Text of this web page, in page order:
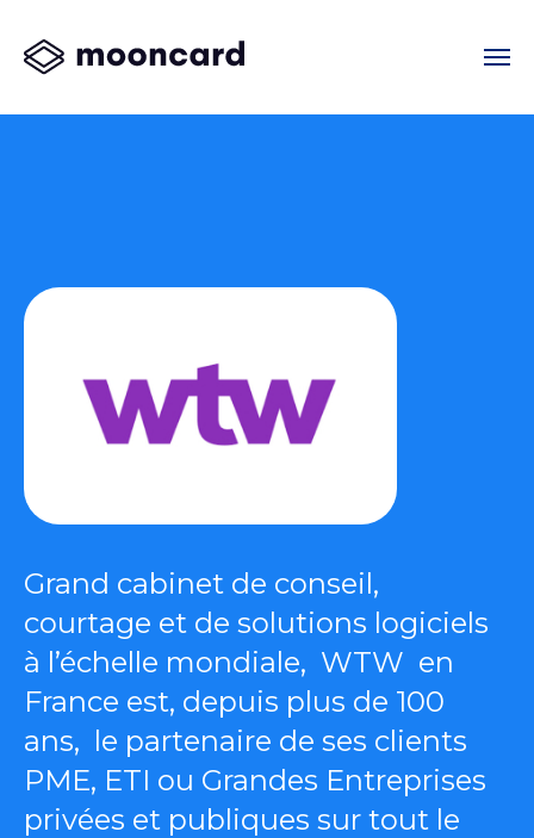
Grand cabinet de conseil,
courtage et de solutions logiciels
à l’échelle mondiale, WTW en
France est, depuis plus de 100
ans, le partenaire de ses clients
PME, ETI ou Grandes Entreprises
privées et publiques sur tout le